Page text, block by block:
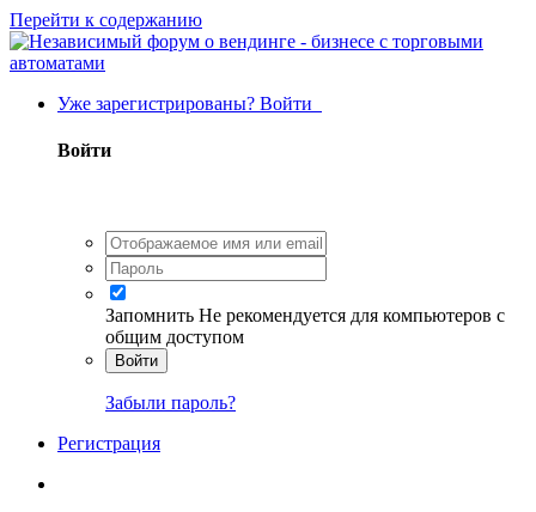
Перейти к содержанию
Уже зарегистрированы? Войти
Войти
Запомнить Не рекомендуется для компьютеров с
общим доступом
Войти
Забыли пароль?
Регистрация